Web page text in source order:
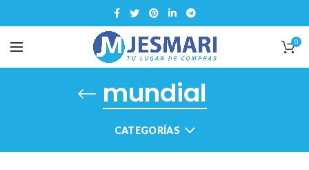
0
mundial
CATEGORÍAS